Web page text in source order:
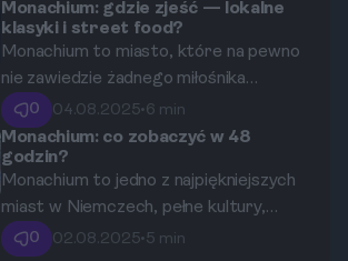
atrakcjami. W tym przewodniku
znajdziesz nie tylko wskazówki
dotyczące dojazdu, ale także
rekomendacje miejsc na noclegi oraz
najciekawszych miejsc do odwiedzenia.
Monachium: gdzie zjeść — lokalne
klasyki i street food?
Monachium to miasto, które na pewno
nie zawiedzie żadnego miłośnika
jedzenia. Od tradycyjnych piwiarni po
nowoczesne food trucki, każdy
znajdzie tutaj coś dla siebie. W tym
wpisie odkryjemy, gdzie warto się udać,
aby skosztować lokalnych przysmaków.
0 04.08.2025•6 min
Monachium: co zobaczyć w 48
godzin?
Monachium to jedno z najpiękniejszych
miast w Niemczech, pełne kultury,
historii i niepowtarzalnego uroku. W
0 02.08.2025•5 min